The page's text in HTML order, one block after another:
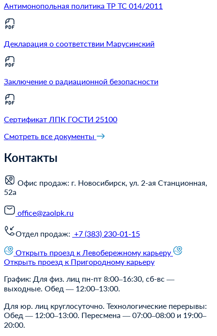
Антимонопольная политика ТР ТС 014/2011
Декларация о соответствии Марусинский
Заключение о радиационной безопасности
Сертификат ЛПК ГОСТИ 25100
Смотреть все документы
Контакты
Офис продаж: г. Новосибирск, ул. 2-ая Станционная,
52а
office@zaolpk.ru
Отдел продаж: +7 (383) 230-01-15
Открыть проезд к Левобережному карьеру
Открыть проезд к Пригородному карьеру
График: Для физ. лиц пн-пт 8:00–16:30, сб-вс —
выходные. Обед — 12:00–13:00.
Для юр. лиц круглосуточно. Технологические перерывы:
Обед — 12:00–13:00. Пересмена — 07:00–08:00 и 19:00–
20:00.